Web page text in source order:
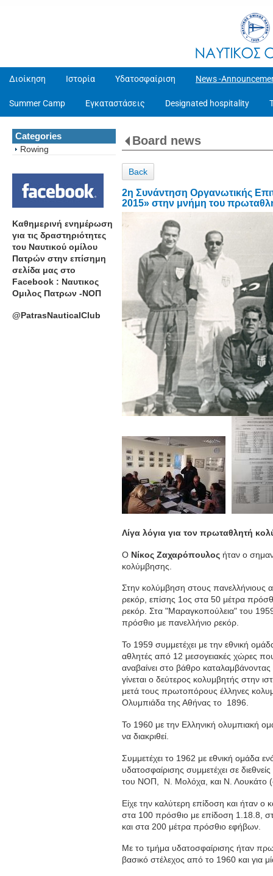
Διοίκηση Ιστορία Υδατοσφαίριση News -
Summer Camp Εγκαταστάσεις Designated hospitality
Categories
Rowing
Καθημερινή ενημέρωση
για τις δραστηριότητες
του Ναυτικού ομίλου
Πατρών στην επίσημη
σελίδα μας στο
Facebook : Ναυτικος
Ομιλος Πατρων -ΝΟΠ
@PatrasNauticalClub
Board news
Back
2η Συνάντηση Οργανωτικής
2015» στην μνήμη του
Λίγα λόγια για τον πρωταθλητή
Ο Νίκος Ζαχαρόπουλος ήταν ο
κολύμβησης.
Στην κολύμβηση στους πανελλήνιους
ρεκόρ, επίσης 1ος στα 50 μέτρα
ρεκόρ. Στα "Μαραγκοπούλεια" του
πρόσθιο με πανελλήνιο ρεκόρ.
Το 1959 συμμετέχει με την εθνική
αθλητές από 12 μεσογειακές χώρες
αναβαίνει στο βάθρο
γίνεται ο δεύτερος κολυμβητής στην
μετά τους πρωτοπόρους έλληνες
Ολυμπιάδα της Αθήνας το 1896.
Το 1960 με την Ελληνική ολυμπιακή
να διακριθεί.
Συμμετέχει το 1962 με εθνική ομάδα
υδατοσφαίρισης συμμετέχει σε
του ΝΟΠ, Ν. Μολόχα, και Ν. Λουκάτο
Είχε την καλύτερη επίδοση και ήταν
στα 100 πρόσθιο με επίδοση 1.18.8,
και στα 200 μέτρα πρόσθιο εφήβων.
Με το τμήμα υδατοσφαίρισης ήταν
βασικό στέλεχος από το 1960 και για